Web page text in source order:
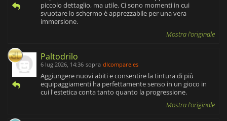
piccolo dettaglio, ma utile. Ci sono momenti in cui
svuotare lo schermo è apprezzabile per una vera
immersione.
Mostra l'originale
Paltodrilo
6 lug 2026, 14:36 sopra dlcompare.es
Aggiungere nuovi abiti e consentire la tintura di più
equipaggiamenti ha perfettamente senso in un gioco in
cui l'estetica conta tanto quanto la progressione.
Mostra l'originale